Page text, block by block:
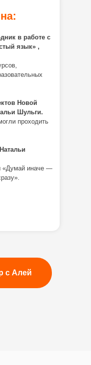
в работе с
язык» ,
Новой
Шульги.
проходить
«Думай иначе —
с Алей